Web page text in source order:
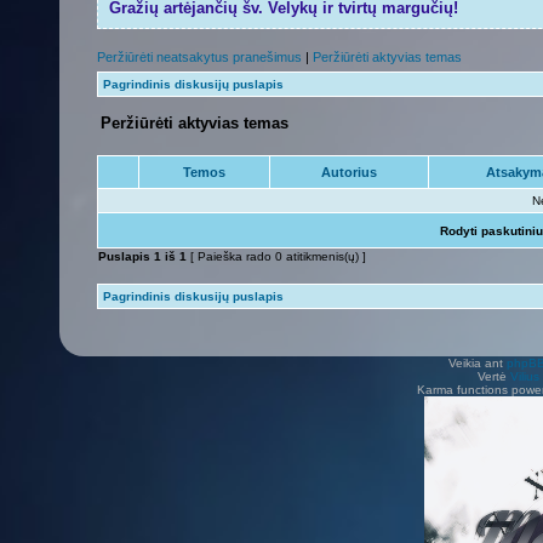
Gražių artėjančių šv. Velykų ir tvirtų margučių!
Peržiūrėti neatsakytus pranešimus | Peržiūrėti aktyvias temas
Pagrindinis diskusijų puslapis
Peržiūrėti aktyvias temas
Temos Autorius
Rodyti
Puslapis 1 iš 1 [ Paieška rado 0 atitikmenis(ų) ]
Pagrindinis diskusijų puslapis
Veikia ant
Vertė Vilius
Karma functions